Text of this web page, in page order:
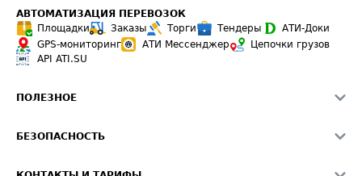
АВТОМАТИЗАЦИЯ ПЕРЕВОЗОК
Площадки
Заказы Торги Тендеры
АТИ-Доки
GPS-мониторинг
АТИ Мессенджер
Цепочки грузов
API ATI.SU
ПОЛЕЗНОЕ
Звезды ATI.SU на вашем сайте
БЕЗОПАСНОСТЬ